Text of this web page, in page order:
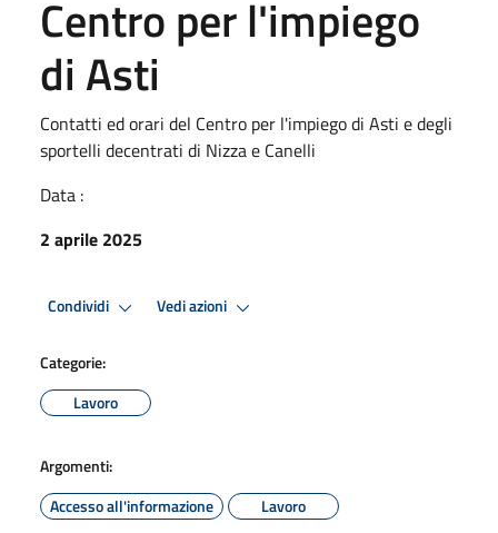
Centro per l'impiego
di Asti
Contatti ed orari del Centro per l'impiego di Asti e degli
sportelli decentrati di Nizza e Canelli
Data :
2 aprile 2025
Condividi Vedi azioni
Categorie:
Lavoro
Argomenti:
Accesso all'informazione
Lavoro